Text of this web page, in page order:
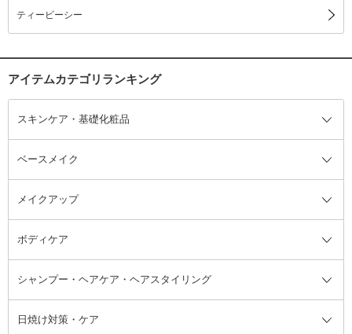
ティービーシー
アイテムカテゴリランキング
スキンケア・基礎化粧品
スキンケア・基礎化粧品全て
洗顔料
美容液
オールインワン化粧品 フェイスクリーム
フェイスオイル・バーム
ベースメイク
ベースメイク全て
BBクリーム
コンシーラー ファンデーション
フェイスパウダー
メイクアップ
メイクアップ全て
まつげ美容液 つけまつげ
アイシャドウ
ボディケア
ボディケア全て
ボディソープ・ハンドソープ・石
けん
ボディケア
シャンプー・ヘアケア・ヘアスタイリング
シャンプー・ヘアケア・ヘアスタ
イリング全て
日焼け対策・ケア